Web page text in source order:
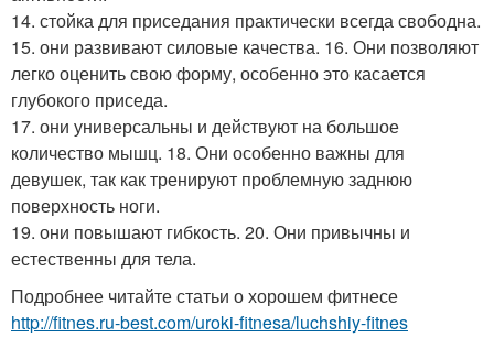
14. стойка для приседания практически всегда свободна.
15. они развивают силовые качества. 16. Они позволяют
легко оценить свою форму, особенно это касается
глубокого приседа.
17. они универсальны и действуют на большое
количество мышц. 18. Они особенно важны для
девушек, так как тренируют проблемную заднюю
поверхность ноги.
19. они повышают гибкость. 20. Они привычны и
естественны для тела.
Подробнее читайте статьи о хорошем фитнесе
http://fitnes.ru-best.com/uroki-fitnesa/luchshiy-fitnes